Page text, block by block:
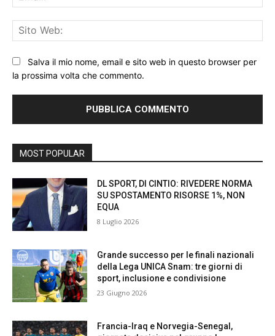
Salva il mio nome, email e sito web in questo browser per
la prossima volta che commento.
MOST POPULAR
DL SPORT, DI CINTIO: RIVEDERE NORMA
SU SPOSTAMENTO RISORSE 1%, NON
EQUA
8 Luglio 2026
Grande successo per le finali nazionali
della Lega UNICA Snam: tre giorni di
sport, inclusione e condivisione
23 Giugno 2026
Francia-Iraq e Norvegia-Senegal,